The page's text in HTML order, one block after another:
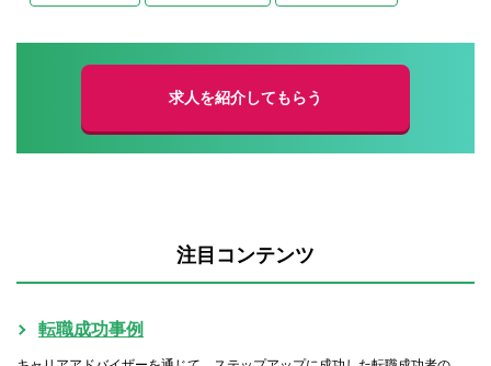
求人を紹介してもらう
注目コンテンツ
転職成功事例